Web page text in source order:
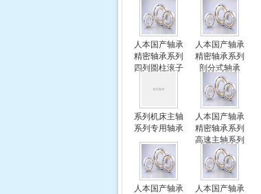
人本国产轴承
精密轴承系列
四列圆柱滚子
人本国产轴承
精密轴承系列
剖分式轴承
系列机床主轴
系列专用轴承
人本国产轴承
精密轴承系列
高速主轴系列
专用轴承
人本国产轴承
人本国产轴承